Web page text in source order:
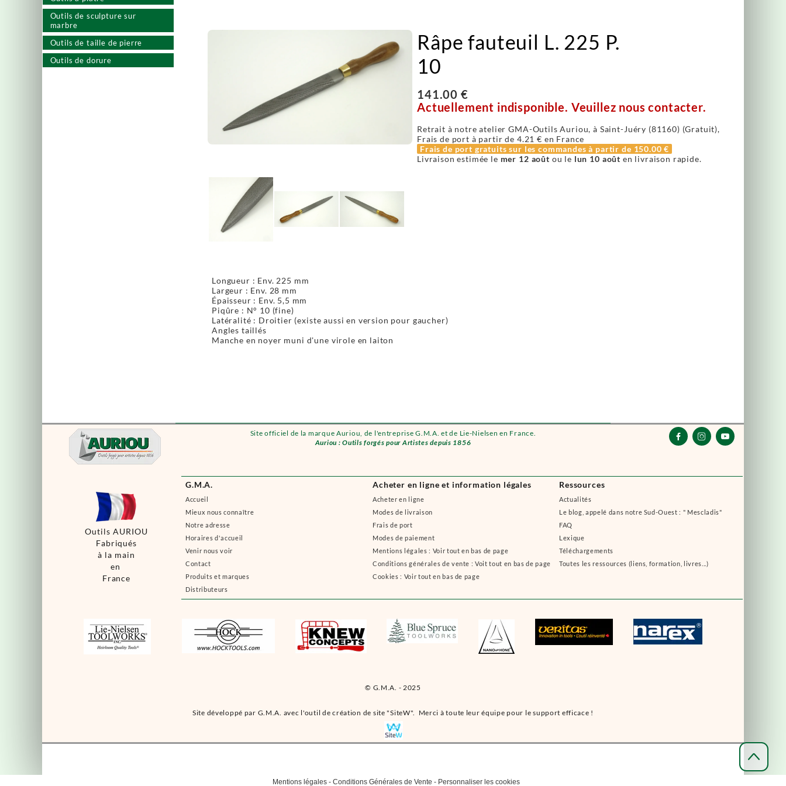
Site officiel de la marque Auriou, de l'entreprise G.M.A. et de Lie-Nielsen en France.
Auriou : Outils forgés pour Artistes depuis 1856
© G.M.A. - 2025
Outils de sculpture sur
marbre
Outils de taille de pierre
Outils de dorure
G.M.A.
Accueil
Mieux nous connaître
Notre adresse
Horaires d'accueil
Venir nous voir
Contact
Produits et marques
Distributeurs
Acheter en ligne et information légales
Acheter en ligne
Modes de livraison
Frais de port
Modes de paiement
Mentions légales : Voir tout en bas de page
Conditions générales de vente : Voit tout en bas de page
Cookies : Voir tout en bas de page
Ressources
Actualités
Le blog, appelé dans notre Sud-Ouest : " Mescladis"
FAQ
Lexique
Téléchargements
Toutes les ressources (liens, formation, livres...)
Site développé par G.M.A. avec l'outil de création de site "SiteW". Merci à toute leur équipe pour le support efficace !
  
Outils AURIOU
Fabriqués
à la main
en
France
Râpe fauteuil L. 225 P.
10
141.00 €
Actuellement indisponible. Veuillez nous contacter.
Retrait à notre atelier GMA-Outils Auriou, à Saint-Juéry (81160) (Gratuit),
Frais de port à partir de 4.21 € en France
Frais de port gratuits sur les commandes à partir de 150.00 €
Livraison estimée le mer 12 août ou le lun 10 août en livraison rapide.
Longueur : Env. 225 mm
Largeur : Env. 28 mm
Épaisseur : Env. 5,5 mm
Piqûre : N° 10 (fine)
Latéralité : Droitier (existe aussi en version pour gaucher)
Angles taillés
Manche en noyer muni d'une virole en laiton
Mentions légales- Conditions Générales de Vente - Personnaliser les cookies